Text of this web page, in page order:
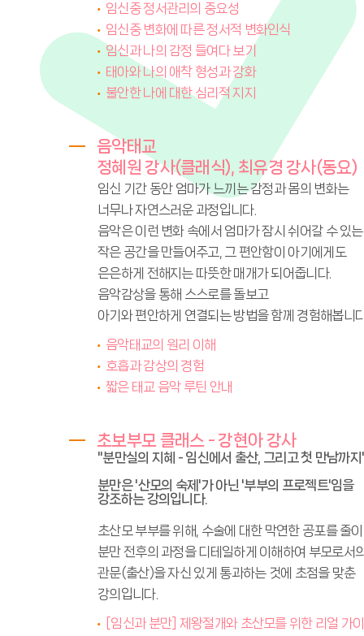
임신중 정서관리의 중요성
임신중 변화에 따른 정서적 변화인식
임신과 나의 감정 들여다 보기
태아와 나의 애착 형성과 강화
불안한 나에 대한 심리적 지지
음악태교
정혜원 강사(클래식), 최유경 강사(동요)
임신 기간 동안 엄마가 느끼는 감정과 몸의 변화는
너무나 자연스러운 과정입니다.
음악은 이런 변화 속에서 엄마가 잠시 쉬어갈 수 있는
작은 공간을 만들어주고, 그 편안함이 아기에게도
은은하게 전해지는 따뜻한 매개가 되어줍니다.
음악감상을 통해 스스로를 돌보고
아기와 편안하게 연결되는 방법을 함께 경험해봅니
음악태교의 원리 이해
호흡과 감상의 경험
짧은 태교 음악 루틴 안내
초보부모 클래스 - 강현아 강사
"분만실의 지혜 - 임신에서 출산, 그리고 첫 만남까
분만은 '산모의 숙제'가 아닌 '부부의 프로젝트'임을
강조하는 강의입니다.
초산모 부부를 위해, 수술에 대한 막연한 공포를 줄
분만 전후의 과정을 디테일하게 이해하여 부모로서
관문(출산)을 자신 있게 통과하는 것에 초점을 맞춘
강의입니다.
[임신과 분만] 제왕절개와 초산모를 위한 리얼 가